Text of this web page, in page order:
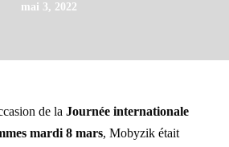
mai 3, 2022
de la Journée internationale
mardi 8 mars, Mobyzik était